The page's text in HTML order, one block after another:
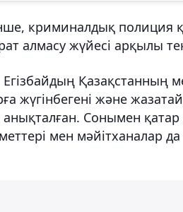
криминалдық полиция
алмасу жүйесі арқылы
Қазақстанның
жүгінбегені және
анықталған. Сонымен
мен мәйітханалар да